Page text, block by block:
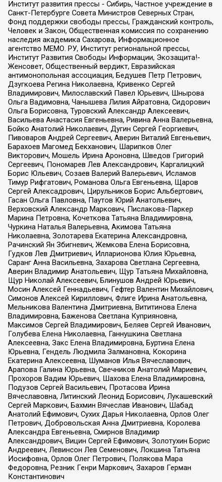
Институт развития прессы - Сибирь, Частное учреждение в
Санкт-Петербурге Совета Министров Северных Стран,
Фонд поддержки свободы прессы, Гражданский контроль,
Человек и Закон, Общественная комиссия по сохранению
наследия академика Сахарова, Информационное
агентство МЕМО. РУ, Институт региональной прессы,
Институт Развития Свободы Информации, Экозащита!-
Женсовет, Общественный вердикт, Евразийская
антимонопольная ассоциация, Бедушев Петр Петрович,
Дзугкоева Регина Николаевна, Кривенко Сергей
Владимирович, Милославский Павел Юрьевич, Шнырова
Ольга Вадимовна, Чанышева Лилия Айратовна, Сидорович
Ольга Борисовна, Туровский Александр Алексеевич,
Васильева Анастасия Евгеньевна, Ривина Анна Валерьевна,
Бойко Анатолий Николаевич, Дугин Сергей Георгиевич,
Пивоваров Андрей Сергеевич, Аверин Виталий Евгеньевич,
Барахоев Магомед Бекханович, Шарипков Олег
Викторович, Мошель Ирина Ароновна, Шведов Григорий
Сергеевич, Пономарев Лев Александрович, Каргалицкий
Борис Юльевич, Созаев Валерий Валерьевич, Исламов
Тимур Рифгатович, Романова Ольга Евгеньевна, Щаров
Сергей Алексадрович, Цирульников Борис Альбертович,
Гасан Ольга Павловна, Паутов Юрий Анатольевич,
Верховский Александр Маркович, Пислакова-Паркер
Марина Петровна, Кочеткова Татьяна Владимировна,
Чуркина Наталья Валерьевна, Акимова Татьяна
Николаевна, Золотарева Екатерина Александровна,
Рачинский Ян Збигневич, Жемкова Елена Борисовна,
Гудков Лев Дмитриевич, Илларионова Юлия Юрьевна,
Саранг Анна Васильевна, Захарова Светлана Сергеевна,
Аверин Владимир Анатольевич, Щур Татьяна Михайловна,
Щур Николай Алексеевич, Блинушов Андрей Юрьевич,
Мосин Алексей Геннадьевич, Гефтер Валентин Михайлович,
Симонов Алексей Кириллович, Флиге Ирина Анатольевна,
Мельникова Валентина Дмитриевна, Вититинова Елена
Владимировна, Баженова Светлана Куприяновна,
Максимов Сергей Владимирович, Беляев Сергей Иванович,
Голубева Елена Николаевна, Ганнушкина Светлана
Алексеевна, Закс Елена Владимировна, Буртина Елена
Юрьевна, Гендель Людмила Залмановна, Кокорина
Екатерина Алексеевна, Шуманов Илья Вячеславович,
Арапова Галина Юрьевна, Свечников Анатолий Мариевич,
Прохоров Вадим Юрьевич, Шахова Елена Владимировна,
Подузов Сергей Васильевич, Протасова Ирина
Вячеславовна, Литинский Леонид Борисович, Лукашевский
Сергей Маркович, Бахмин Вячеслав Иванович, Шабад
Анатолий Ефимович, Сухих Дарья Николаевна, Орлов Олег
Петрович, Добровольская Анна Дмитриевна, Королева
Александра Евгеньевна, Смирнов Владимир
Александрович, Вицин Сергей Ефимович, Золотухин Борис
Андреевич, Левинсон Лев Семенович, Локшина Татьяна
Иосифовна, Орлов Олег Петрович, Полякова Мара
Федоровна, Резник Генри Маркович, Захаров Герман
Константинович